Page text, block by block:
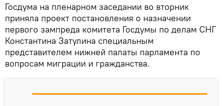
Госдума на пленарном заседании во вторник
приняла проект постановления о назначении
первого зампреда комитета Госдумы по делам СНГ
Константина Затулина специальным
представителем нижней палаты парламента по
вопросам миграции и гражданства.